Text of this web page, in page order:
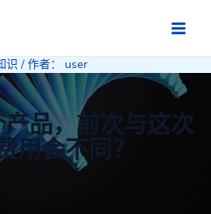
Main
识 / 作者： user
品，前次与这次
用会不同？